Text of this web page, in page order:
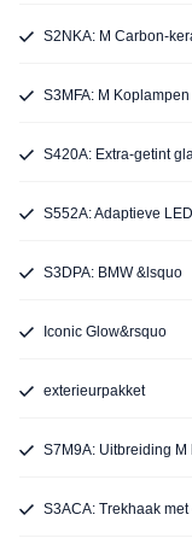
S2NKA: M Carbon-
S3MFA: M
S420A: Extra-getint
S552A: Adaptieve
S3DPA: BMW &lsquo
Iconic Glow&rsquo
exterieurpakket
S7M9A: Uitbreiding
S3ACA: Trekhaak